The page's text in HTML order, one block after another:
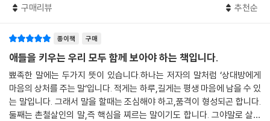
용기를 얻을 수 있을 거예요.
구매리뷰 추천순
종이책 구매
애들을 키우는 우리 모두 함께 보아야 하는 책입니다.
뾰족한 말에는 두가지 뜻이 있습니다.하나는 저자의 말처럼 ‘상대방에게
마음의 상처를 주는 말‘입니다. 적게는 하루,길게는 평생 마음에 남을 수 있
는 말입니다. 그래서 말을 할때는 조심해야 하고,품격이 형성되곤 합니다.
둘째는 촌철살인의 말,즉 핵심을 찌르는 말이기도 합니다. 그야말로 살이